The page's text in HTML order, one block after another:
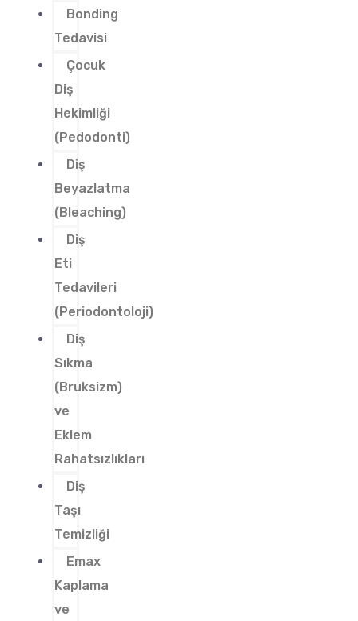
Bonding
Tedavisi
Çocuk
Diş
Hekimliği
(Pedodonti)
Diş
Beyazlatma
(Bleaching)
Diş
Eti
Tedavileri
(Periodontoloji)
Diş
Sıkma
(Bruksizm)
ve
Eklem
Rahatsızlıkları
Diş
Taşı
Temizliği
Emax
Kaplama
ve